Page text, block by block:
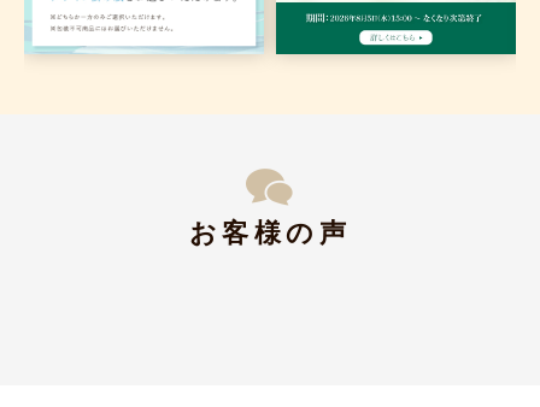
お客様の声